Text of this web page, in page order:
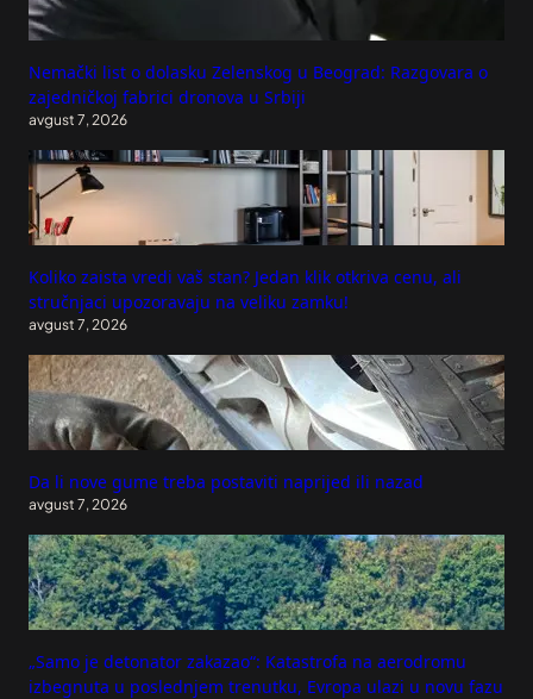
Nemački list o dolasku Zelenskog u Beograd: Razgovara o
zajedničkoj fabrici dronova u Srbiji
avgust 7, 2026
Koliko zaista vredi vaš stan? Jedan klik otkriva cenu, ali
stručnjaci upozoravaju na veliku zamku!
avgust 7, 2026
Da li nove gume treba postaviti naprijed ili nazad
avgust 7, 2026
„Samo je detonator zakazao“: Katastrofa na aerodromu
izbegnuta u poslednjem trenutku, Evropa ulazi u novu fazu